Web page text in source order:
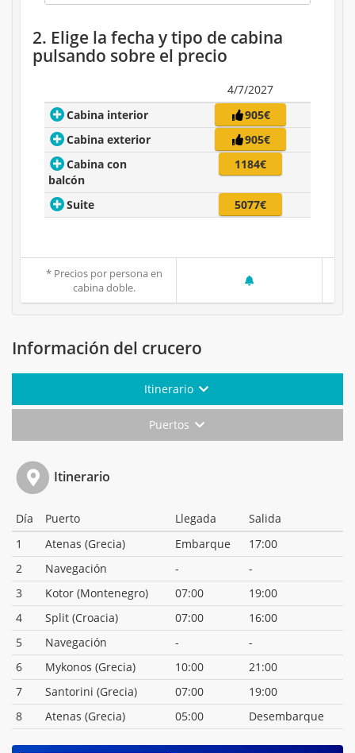
2. Elige la fecha y tipo de cabina
pulsando sobre el precio
4/7/2027
Cabina interior
905€
Cabina exterior
905€
Cabina con
balcón
1184€
Suite 5077€
* Precios por persona en
cabina doble.
Información del crucero
Itinerario
Puertos
Itinerario
Día Puerto Llegada
Salida
1
Atenas (Grecia) Embarque
17:00
2
Navegación -
-
3
Kotor (Montenegro) 07:00
19:00
4
Split (Croacia) 07:00
16:00
5
Navegación -
-
6
Mykonos (Grecia) 10:00
21:00
7
Santorini (Grecia) 07:00
19:00
8
Atenas (Grecia) 05:00 Desembarque